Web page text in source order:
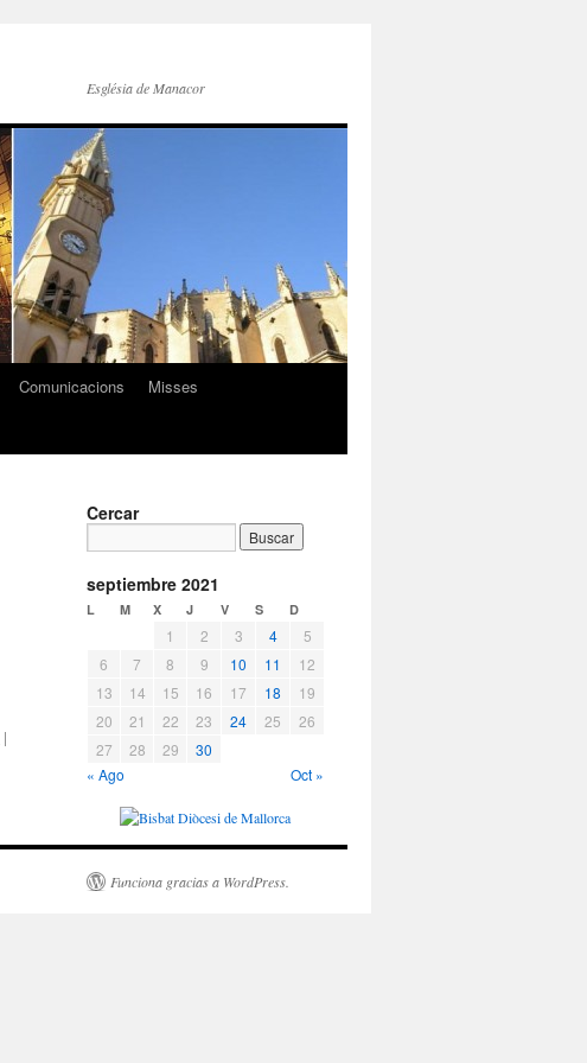
Església de Manacor
Comunicacions
Misses
|
Cercar
septiembre 2021
L M X J V S D
1 2 3 4
5
6
7 8 9 10 11
12
13
14 15 16 17 18
19
20
21 22 23 24 25
26
27
28 29
30
« Ago
Oct »
Funciona gracias a WordPress.